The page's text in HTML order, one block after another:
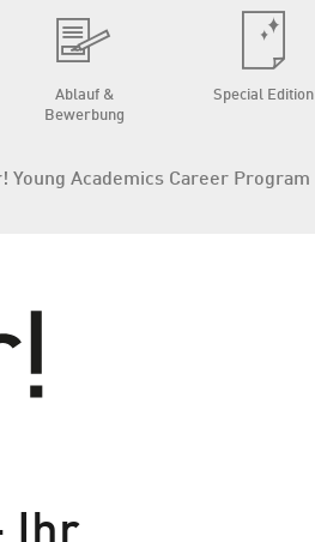
Ablauf &
Bewerbung
Special Edition
Young Academics Career Program
Ihr